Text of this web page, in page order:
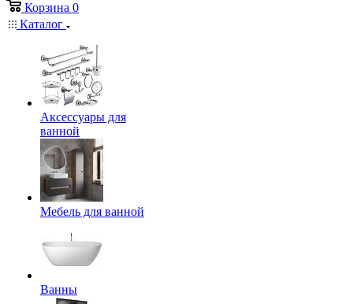
Корзина 0
Каталог
Аксессуары для
ванной
Мебель для ванной
Ванны